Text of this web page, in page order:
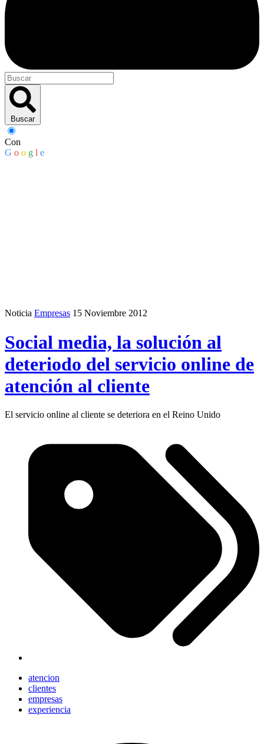
Buscar
Con
G o o g l e
Noticia Empresas 15 Noviembre 2012
Social media, la solución al
deteriodo del servicio online de
atención al cliente
El servicio online al cliente se deteriora en el Reino Unido
atencion
clientes
empresas
experiencia